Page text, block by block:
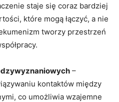
staje się coraz bardziej
które mogą łączyć, ⁤a nie‌
tworzy przestrzeń
–
kontaktów między⁤
co umożliwia wzajemne